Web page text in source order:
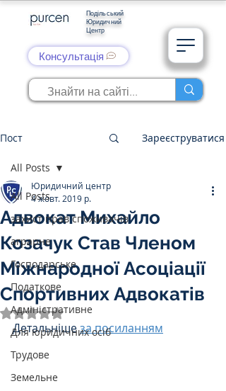
Подільський
Юридичний
Центр
Консультація
Пост Зареєструватися
All Posts
захист прав споживачів
аграрне
Господарське
Податкове
Адміністративне
Для юридичних осіб
Трудове
Земельне
All Posts
Адвокат Михайло
Козачук Став Членом
Міжнародної Асоціації
Спортивних Адвокатів
Юридичний центр
4 жовт. 2019 р.
Оцінка: NaN з 5 зірок.
Детальніше за посиланням